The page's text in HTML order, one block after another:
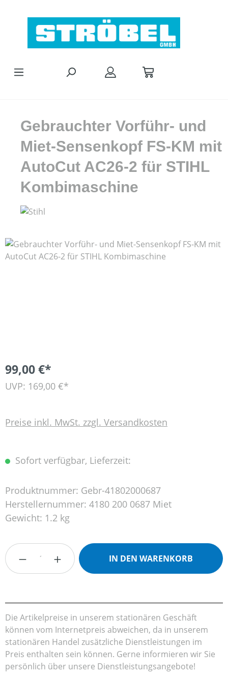
Gebrauchter Vorführ- und
Miet-Sensenkopf FS-KM mit
AutoCut AC26-2 für STIHL
Kombimaschine
Bildergalerie überspringen
99,00 €*
UVP: 169,00 €*
Preise inkl. MwSt. zzgl. Versandkosten
Sofort verfügbar, Lieferzeit:
Produktnummer: Gebr-41802000687
Herstellernummer: 4180 200 0687 Miet
Gewicht: 1.2 kg
Produkt Anzahl: Gib den gewünschten
IN DEN WARENKORB
Die Artikelpreise in unserem stationären Geschäft
können vom Internetpreis abweichen, da in unserem
stationären Handel zusätzliche Dienstleistungen im
Preis enthalten sein können. Gerne informieren wir Sie
persönlich über unsere Dienstleistungsangebote!